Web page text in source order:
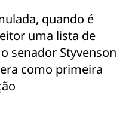
quando é
uma lista de
senador Styvenson
como primeira